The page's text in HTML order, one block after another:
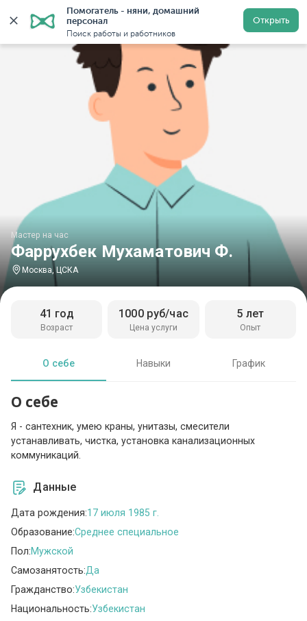
Помогатель - няни, домашний
персонал
Поиск работы и работников
Открыть
Главная Мастера на час Мастер на час Фаррухбек
Фаррухбек Мухаматович Ф.
Мастер на час
Москва, ЦСКА
Возраст
41 год
Цена услуги
1000 руб/час
Опыт
5 лет
О себе Навыки График
О себе
Я - сантехник, умею краны, унитазы, смесители
устанавливать, чистка, установка канализационных
коммуникаций.
Данные
Дата рождения:17 июля 1985 г.
Образование:Среднее специальное
Пол:Мужской
Самозанятость:Да
Гражданство:Узбекистан
Национальность:Узбекистан